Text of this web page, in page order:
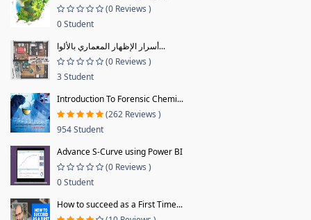
(0 Reviews )
0 Student
أسرار الإظهار المعماري بالألوا...
(0 Reviews )
3 Student
Introduction To Forensic Chemi...
(262 Reviews )
954 Student
Advance S-Curve using Power BI
(0 Reviews )
0 Student
How to succeed as a First Time...